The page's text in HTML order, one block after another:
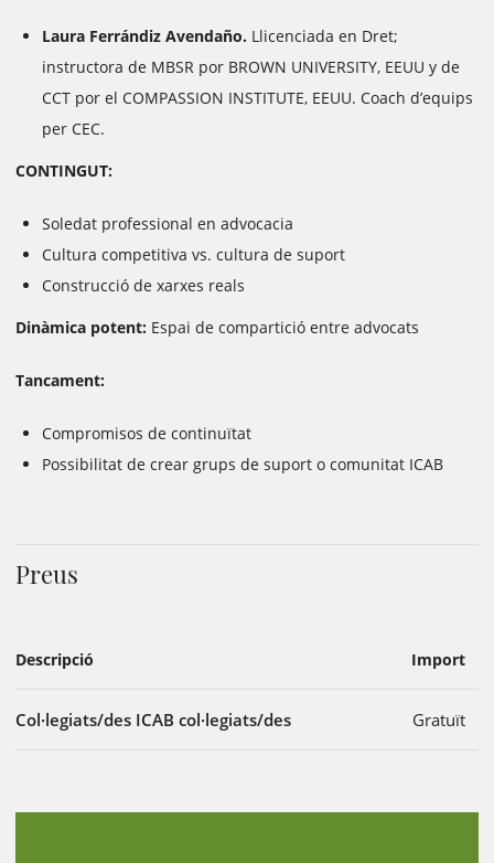
Laura Ferrándiz Avendaño. Llicenciada en Dret;
instructora de MBSR por BROWN UNIVERSITY, EEUU y de
CCT por el COMPASSION INSTITUTE, EEUU. Coach d’equips
per CEC.
CONTINGUT:
Soledat professional en advocacia
Cultura competitiva vs. cultura de suport
Construcció de xarxes reals
Dinàmica potent: Espai de compartició entre advocats
Tancament:
Compromisos de continuïtat
Possibilitat de crear grups de suport o comunitat ICAB
Preus
Descripció Import
Col·legiats/des ICAB col·legiats/des Gratuït